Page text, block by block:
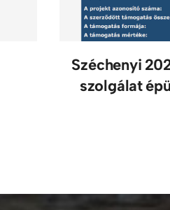
Széchenyi
szol­gálat